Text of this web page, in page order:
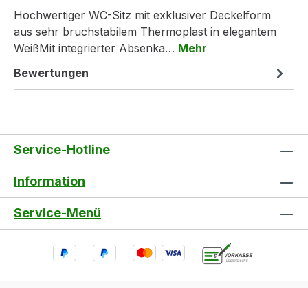
Hochwertiger WC-Sitz mit exklusiver Deckelform
aus sehr bruchstabilem Thermoplast in elegantem
WeißMit integrierter Absenka… Mehr
Bewertungen
Service-Hotline
Information
Service-Menü